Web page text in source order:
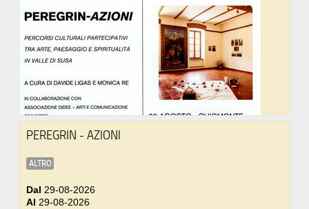
PEREGRIN - AZIONI
ALTRO
Dal 29-08-2026
Al 29-08-2026